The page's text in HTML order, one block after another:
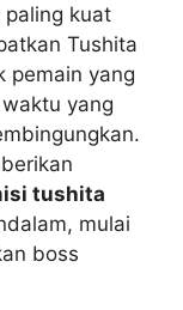
kuat
Tushita
pemain yang
yang
tushita
mulai
boss